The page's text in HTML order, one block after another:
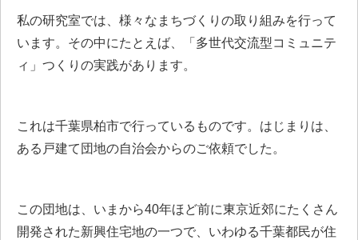
私の研究室では、様々なまちづくりの取り組みを行って
います。その中にたとえば、「多世代交流型コミュニテ
ィ」つくりの実践があります。
これは千葉県柏市で行っているものです。はじまりは、
ある戸建て団地の自治会からのご依頼でした。
この団地は、いまから40年ほど前に東京近郊にたくさん
開発された新興住宅地の一つで、いわゆる千葉都民が住